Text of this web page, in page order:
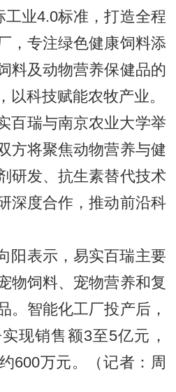
工业4.0标准，打造全程
，专注绿色健康饲料添
料及动物营养保健品的
以科技赋能农牧产业。
百瑞与南京农业大学举
方将聚焦动物营养与健
研发、抗生素替代技术
深度合作，推动前沿科
阳表示，易实百瑞主要
物饲料、宠物营养和复
。智能化工厂投产后，
现销售额3至5亿元，
600万元。（记者：周